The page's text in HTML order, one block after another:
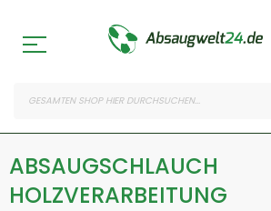
ABSAUGSCHLAUCH
HOLZVERARBEITUNG